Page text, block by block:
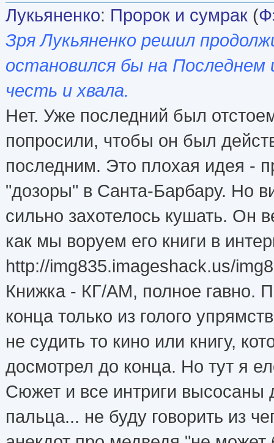
Лукьяненко: Пророк и сумрак (
Зря Лукьяненко решил
остановился бы на
честь и хвала.
Нет. Уже последний был
попросили, чтобы он был
последним. Это плохая идея -
"дозоры" в Санта-Барбару. Но
сильно захотелось кушать. Он
как мы воруем его книги в
http://img835.imageshack.us/
Книжка - КГ/АМ, полное гавно.
конца только из голого
не судить то кино или книгу,
досмотрел до конца. Но тут я
Сюжет и все интриги высосаны
пальца... не буду говорить из